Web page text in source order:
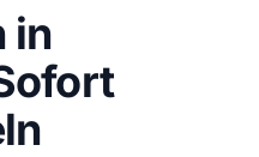
in